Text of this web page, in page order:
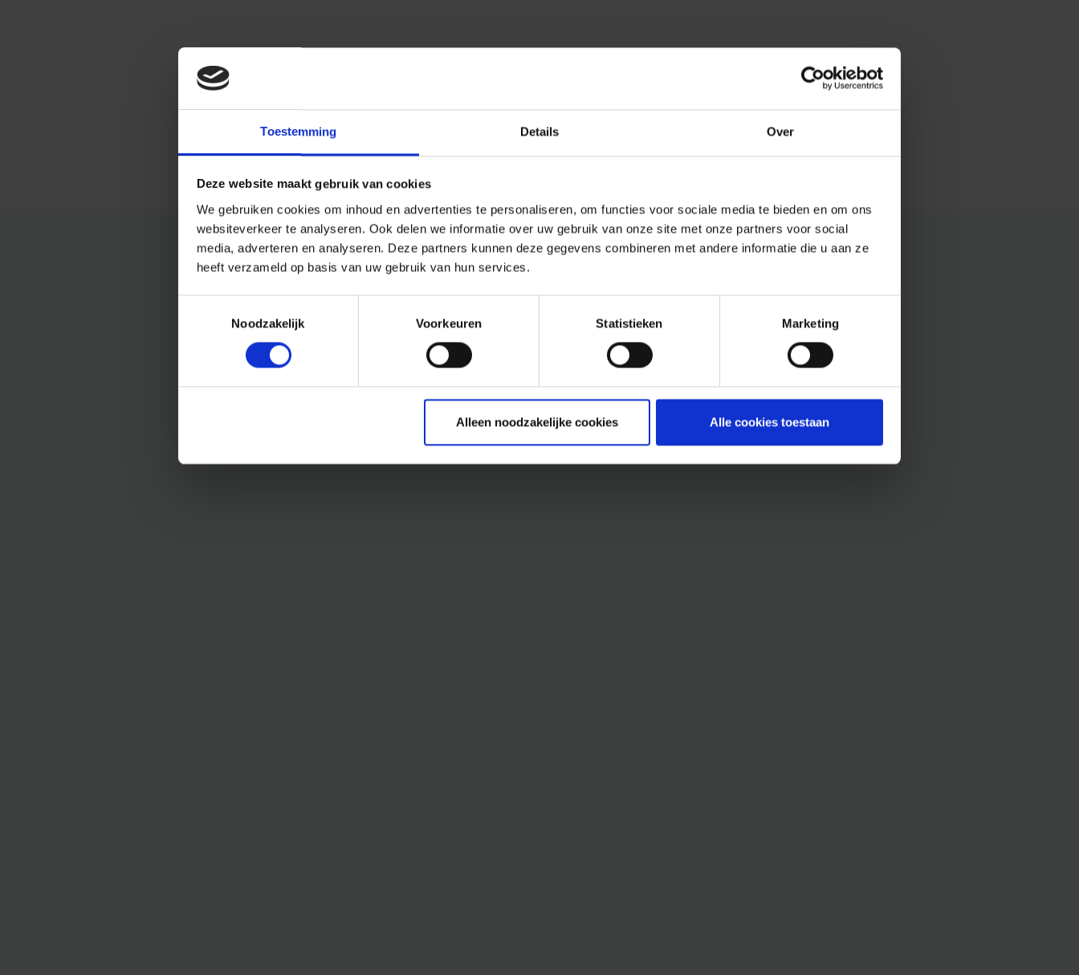
Toestemming Details Over
Deze website maakt gebruik van cookies
We gebruiken cookies om inhoud en advertenties te personaliseren, om functies voor sociale media te bieden en om ons
websiteverkeer te analyseren. Ook delen we informatie over uw gebruik van onze site met onze partners voor social
media, adverteren en analyseren. Deze partners kunnen deze gegevens combineren met andere informatie die u aan ze
heeft verzameld op basis van uw gebruik van hun services.
Noodzakelijk
Voorkeuren Statistieken Marketing
Alleen noodzakelijke cookies Alle cookies toestaan